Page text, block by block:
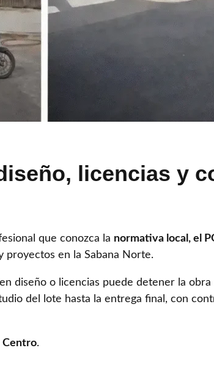
licencias y
que conozca la normativa local, el
proyectos en la Sabana Norte.
diseño o licencias puede detener la
del lote hasta la entrega final, con
Centro.